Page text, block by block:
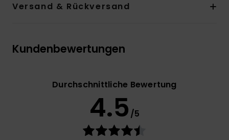
Versand & Rückversand
Kundenbewertungen
Durchschnittliche Bewertung
4.5 /5